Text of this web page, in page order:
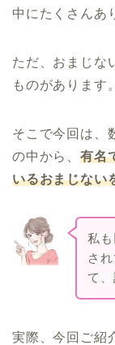
中にたくさんあ
ただ、おまじな
ものがあります。
そこで今回は、
の中から、 有名
いるおまじない
私
さ
て、
実際、今回ご紹